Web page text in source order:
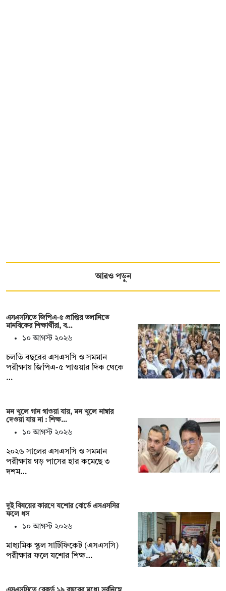
আরও পড়ুন
এসএসসিতে জিপিএ-৫ প্রাপ্তির তলানিতে
মানবিকের শিক্ষার্থীরা, ব…
১০ আগস্ট ২০২৬
চলতি বছরের এসএসসি ও সমমান
পরীক্ষায় জিপিএ-৫ পাওয়ার দিক থেকে
…
মন খুলে গান গাওয়া যায়, মন খুলে নাম্বার
দেওয়া যায় না : শিক্ষ…
১০ আগস্ট ২০২৬
২০২৬ সালের এসএসসি ও সমমান
পরীক্ষায় গড় পাসের হার কমেছে ৩
দশম…
দুই বিষয়ের কারণে যশোর বোর্ডে এসএসসির
ফলে ধস
১০ আগস্ট ২০২৬
মাধ্যমিক স্কুল সার্টিফিকেট (এসএসসি)
পরীক্ষার ফলে যশোর শিক্ষ…